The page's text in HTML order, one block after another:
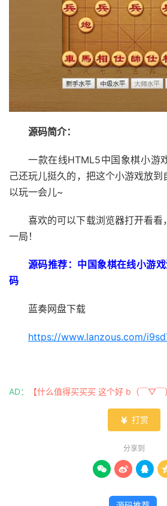
源码简介：
一款在线HTML5中国象棋小游
己还玩儿挺久的，把这个小游戏放
以玩一会儿~
喜欢的可以下载浏览器打开看看
一局！
源码推荐：中国象棋在线小游
码
蓝奏网盘下载
https://www.lanzous.com/
AD： 【什么值得买买买 这个好 b（￣▽
 打赏
分享到
  